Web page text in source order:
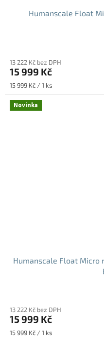
Humanscale Float
13 222 Kč bez DPH
15 999 Kč
Měrná
cena:
15 999 Kč / 1 ks
Novinka
Humanscale Float
13 222 Kč bez DPH
15 999 Kč
Měrná
15 999 Kč / 1 ks